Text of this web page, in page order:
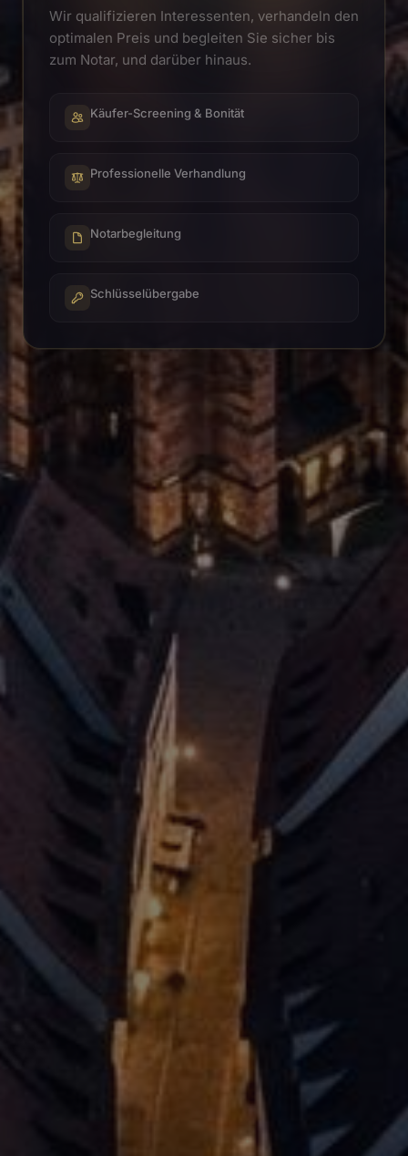
Wir qualifizieren Interessenten, verhandeln den
optimalen Preis und begleiten Sie sicher bis
zum Notar, und darüber hinaus.
Käufer-Screening & Bonität
Professionelle Verhandlung
Notarbegleitung
Schlüsselübergabe